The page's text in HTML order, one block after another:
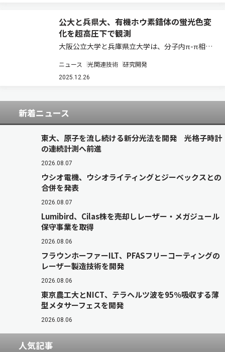
公大と兵県大、有機ホウ素錯体の蛍光色変
化を超高圧下で観測
大阪公立大学と兵庫県立大学は、分子内π-π相互
（PFC）に与える影響を調べるため、シクロファ
ン部位をもつ有機ホウ素錯体pCPHとpCP-iPrの
ニュース 光関連技術 研究開発
2025.12.26
新着ニュース
東大、原子を流し続ける新分光法を開発 光格子時計
の連続計測へ前進
2026.08.07
ウシオ電機、ウシオライティングとジーベックスとの
合併を発表
2026.08.07
Lumibird、Cilas株を売却しレーザー・メガジュール
保守事業を取得
2026.08.06
フラウンホーファーILT、PFASフリーコーティングの
レーザー製造技術を開発
2026.08.06
東京農工大とNICT、テラヘルツ波を95％吸収する薄
型メタサーフェスを開発
2026.08.06
人気記事